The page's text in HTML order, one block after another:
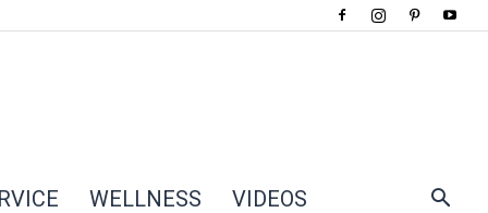
WELLNESS VIDEOS